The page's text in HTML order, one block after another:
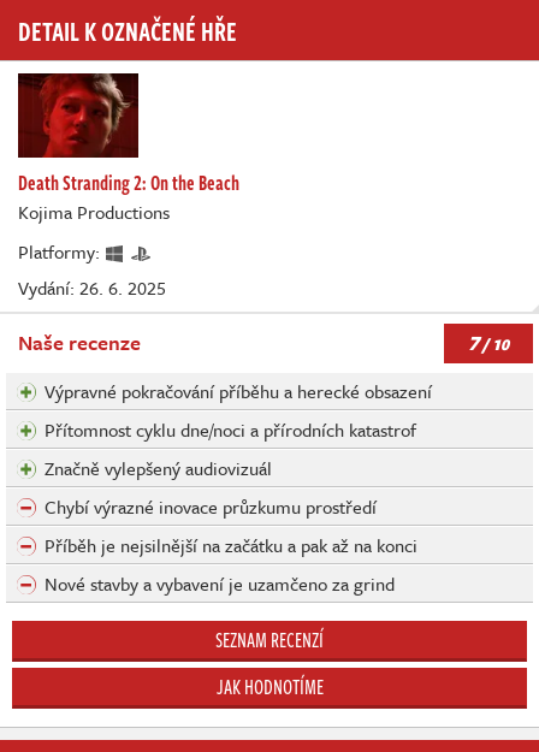
DETAIL K OZNAČENÉ HŘE
Death Stranding 2: On the Beach
Kojima Productions
Platformy:
Vydání: 26. 6. 2025
Naše recenze 7/ 10
Výpravné pokračování příběhu a herecké obsazení
Přítomnost cyklu dne/noci a přírodních katastrof
Značně vylepšený audiovizuál
Chybí výrazné inovace průzkumu prostředí
Příběh je nejsilnější na začátku a pak až na konci
Nové stavby a vybavení je uzamčeno za grind
SEZNAM RECENZÍ
JAK HODNOTÍME